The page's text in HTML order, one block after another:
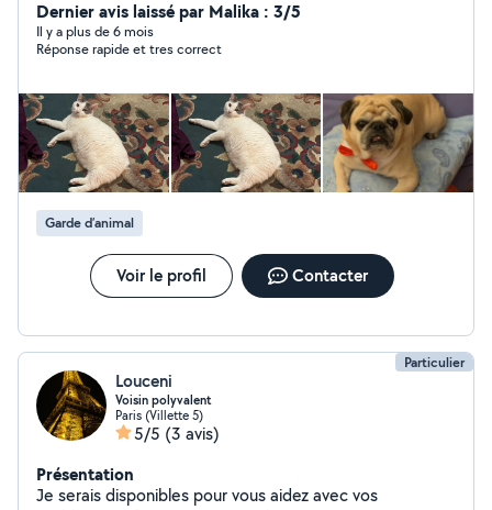
Dernier avis laissé par Malika : 3/5
Il y a plus de 6 mois
Réponse rapide et tres correct
Garde d’animal
Voir le profil Contacter
Particulier
Louceni
Voisin polyvalent
Paris (Villette 5)
5/5 (3 avis)
Présentation
Je serais disponibles pour vous aidez avec vos